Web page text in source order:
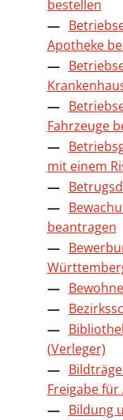
bestellen
Apotheke
Fahrzeuge
mit einem
beantragen
(Verleger)
Freigabe
Bildung